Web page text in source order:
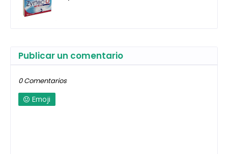
Publicar un comentario
0 Comentarios
Emoji